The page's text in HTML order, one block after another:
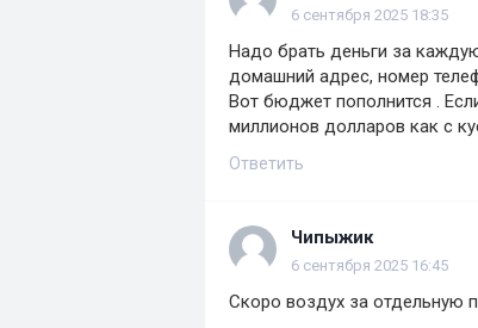
6 сентября 2025 18:35
Надо брать деньги за
домашний адрес, номер
Вот бюджет пополнится .
миллионов долларов как с
Ответить
Чипыжик
6 сентября 2025 16:45
Скоро воздух за отдельную